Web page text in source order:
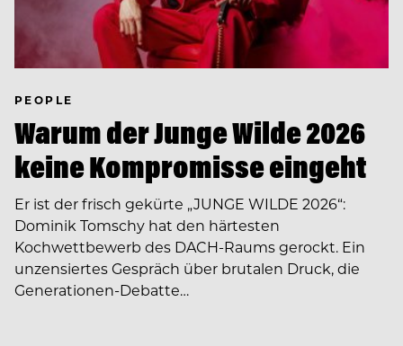
PEOPLE
Warum der Junge Wilde 2026
keine Kompromisse eingeht
Er ist der frisch gekürte „JUNGE WILDE 2026“:
Dominik Tomschy hat den härtesten
Kochwettbewerb des DACH-Raums gerockt. Ein
unzensiertes Gespräch über brutalen Druck, die
Generationen-Debatte…